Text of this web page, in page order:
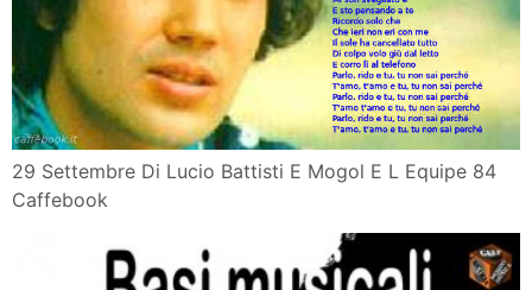
29 Settembre Di Lucio Battisti E Mogol E L Equipe 84
Caffebook